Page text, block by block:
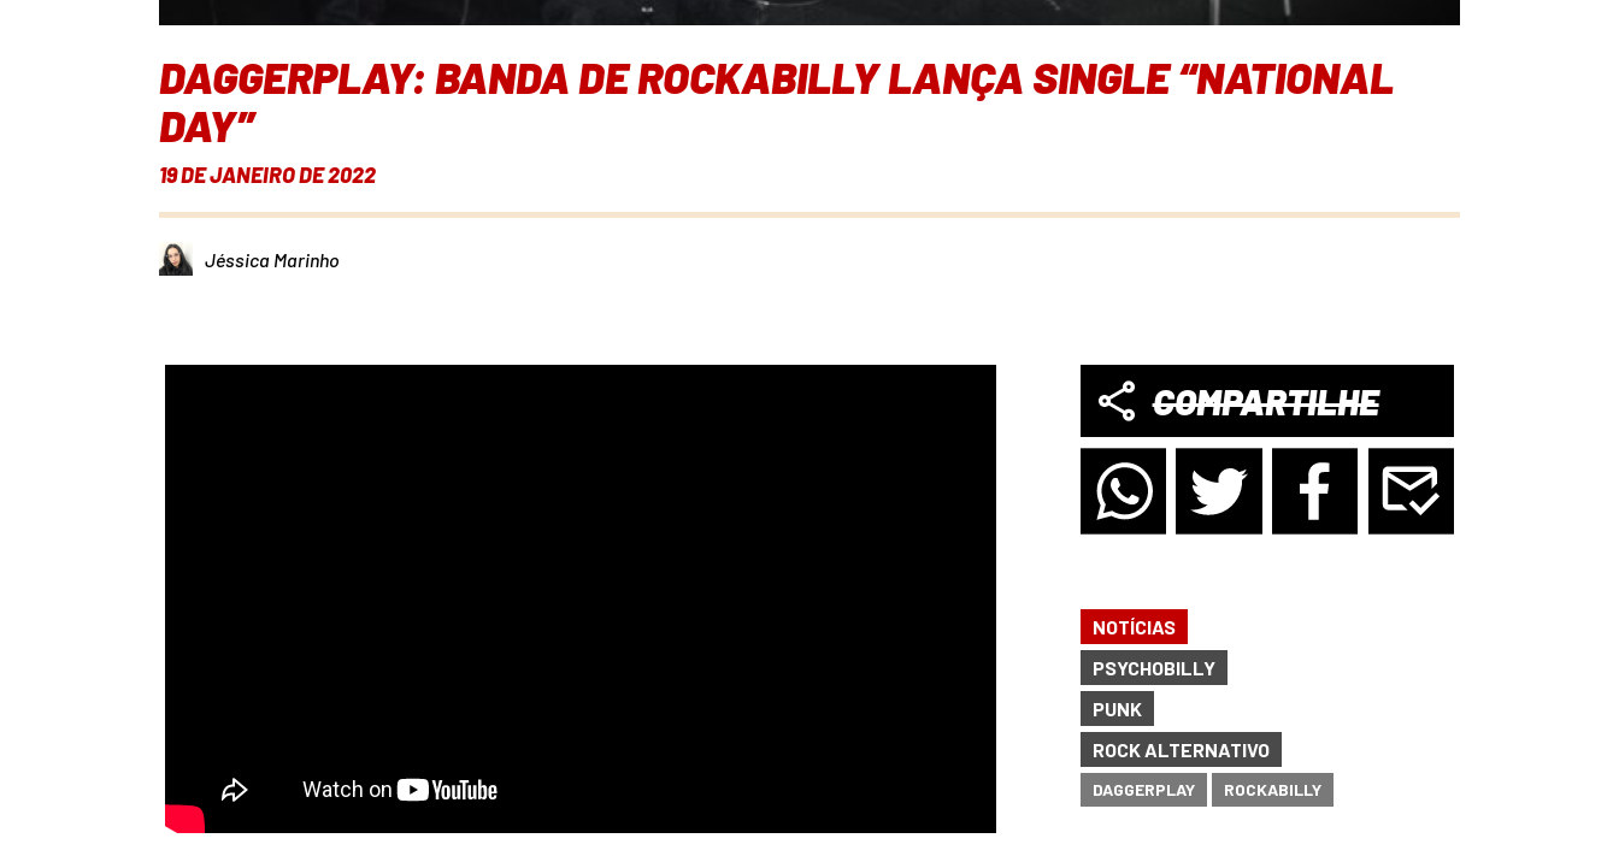
DAGGERPLAY: BANDA DE ROCKABILLY LANÇA SINGLE “NATIONAL
DAY”
19 DE JANEIRO DE 2022
Jéssica Marinho
COMPARTILHE
NOTÍCIAS
PSYCHOBILLY
PUNK
ROCK ALTERNATIVO
DAGGERPLAY ROCKABILLY